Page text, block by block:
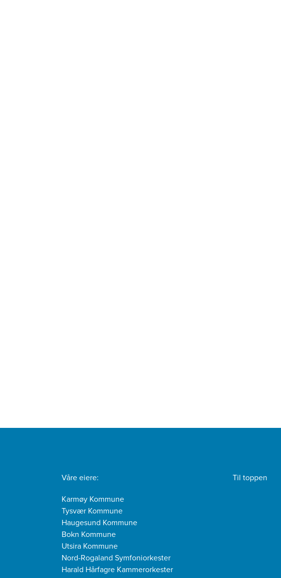
Våre eiere:
Karmøy Kommune
Tysvær Kommune
Haugesund Kommune
Bokn Kommune
Utsira Kommune
Nord-Rogaland Symfoniorkester
Harald Hårfagre Kammerorkester
Til toppen